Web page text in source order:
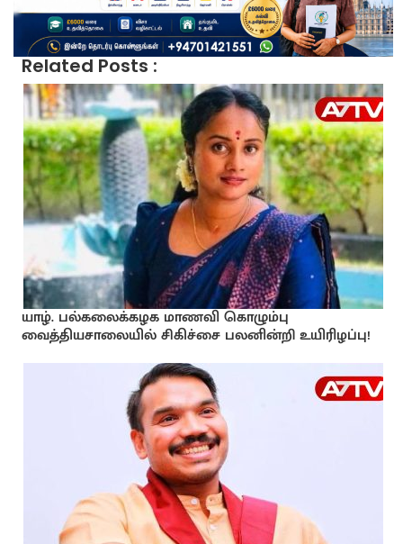
Related Posts :
யாழ். பல்கலைக்கழக மாணவி கொழும்பு
வைத்தியசாலையில் சிகிச்சை பலனின்றி உயிரிழப்பு!